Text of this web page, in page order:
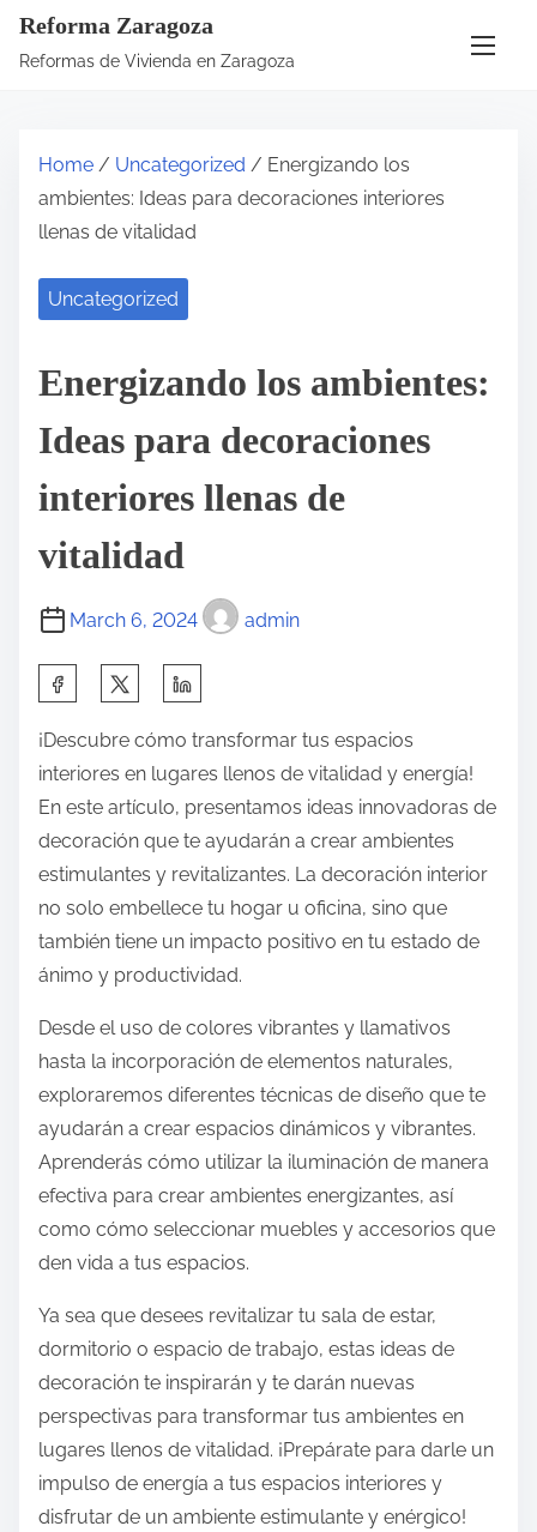
Reforma Zaragoza
Reformas de Vivienda en Zaragoza
Home / Uncategorized / Energizando los
ambientes: Ideas para decoraciones interiores
llenas de vitalidad
Uncategorized
Energizando los ambientes:
Ideas para decoraciones
interiores llenas de
vitalidad
March 6, 2024 admin
¡Descubre cómo transformar tus espacios
interiores en lugares llenos de vitalidad y energía!
En este artículo, presentamos ideas innovadoras de
decoración que te ayudarán a crear ambientes
estimulantes y revitalizantes. La decoración interior
no solo embellece tu hogar u oficina, sino que
también tiene un impacto positivo en tu estado de
ánimo y productividad.
Desde el uso de colores vibrantes y llamativos
hasta la incorporación de elementos naturales,
exploraremos diferentes técnicas de diseño que te
ayudarán a crear espacios dinámicos y vibrantes.
Aprenderás cómo utilizar la iluminación de manera
efectiva para crear ambientes energizantes, así
como cómo seleccionar muebles y accesorios que
den vida a tus espacios.
Ya sea que desees revitalizar tu sala de estar,
dormitorio o espacio de trabajo, estas ideas de
decoración te inspirarán y te darán nuevas
perspectivas para transformar tus ambientes en
lugares llenos de vitalidad. ¡Prepárate para darle un
impulso de energía a tus espacios interiores y
disfrutar de un ambiente estimulante y enérgico!